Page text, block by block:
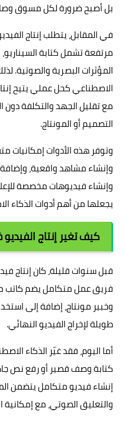
بل أصبح ضرورة لكل مسوق
في المقابل، يتطلب إنتاج
مرتفعة تشمل كتابة السيناريو،
المؤثرات البصرية والصوتية.
الاصطناعي كحل عملي يتيح
مع تقليل الجهد والتكلفة
التصميم أو المونتاج.
وتوفر هذه الأدوات إمكانيات
وإنشاء مشاهد واقعية،
وإنشاء فيديوهات مخصصة
يجعلها من أهم أدوات الذكاء
كيف تغير إنتاج
قبل سنوات قليلة، كان إنتاج
فريق عمل متكامل يضم كاتب
وخبير مونتاج، إضافة إلى
طويلة لإخراج الفيديو النهائي.
أما اليوم، فقد غيّر الذكاء
كتابة وصف قصير أو رفع نص
إنشاء فيديو متكامل يتضمن
والتعليق الصوتي، مع